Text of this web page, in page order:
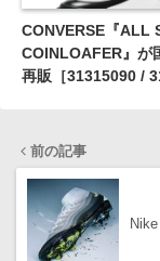
CONVERSE『ALL
COINLOAFER』が
再販［31315090 /
前の記事